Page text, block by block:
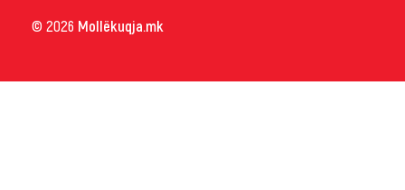
© 2026 Mollëkuqja.mk